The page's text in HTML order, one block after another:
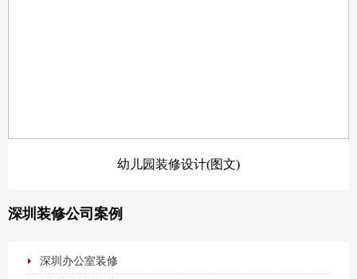
幼儿园装修设计(图文)
深圳装修公司案例
深圳办公室装修